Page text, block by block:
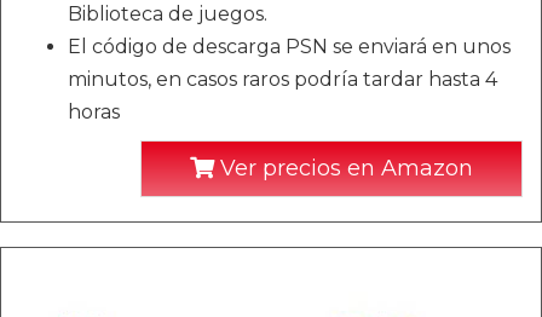
Biblioteca de juegos.
El código de descarga PSN se enviará en unos
minutos, en casos raros podría tardar hasta 4
horas
Ver precios en Amazon